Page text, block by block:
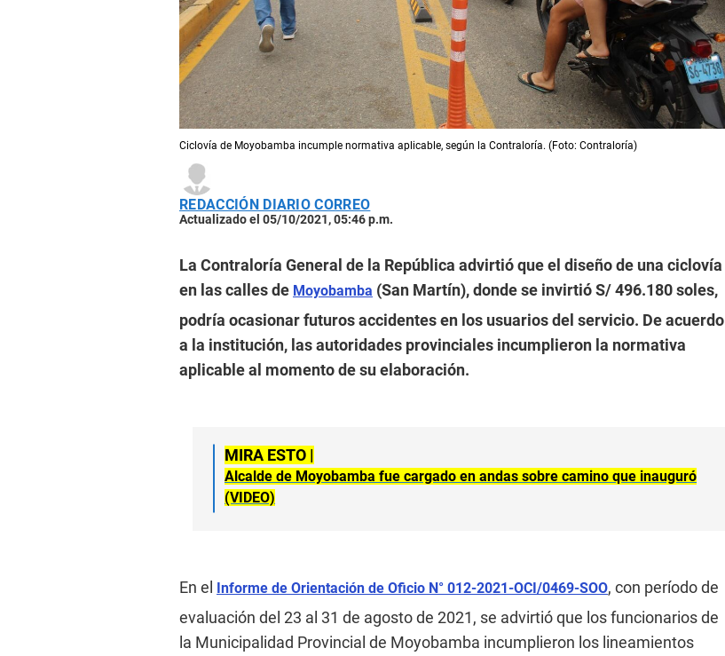
Ciclovía de Moyobamba incumple normativa aplicable, según la Contraloría. (Foto: Contraloría)
REDACCIÓN DIARIO CORREO
Actualizado el 05/10/2021, 05:46 p.m.
La Contraloría General de la República advirtió que el diseño de una ciclovía
en las calles de Moyobamba (San Martín), donde se invirtió S/ 496.180 soles,
podría ocasionar futuros accidentes en los usuarios del servicio. De acuerdo
a la institución, las autoridades provinciales incumplieron la normativa
aplicable al momento de su elaboración.
MIRA ESTO |
Alcalde de Moyobamba fue cargado en andas sobre camino que inauguró
(VIDEO)
En el Informe de Orientación de Oficio N° 012-2021-OCI/0469-SOO, con período de
evaluación del 23 al 31 de agosto de 2021, se advirtió que los funcionarios de
la Municipalidad Provincial de Moyobamba incumplieron los lineamientos